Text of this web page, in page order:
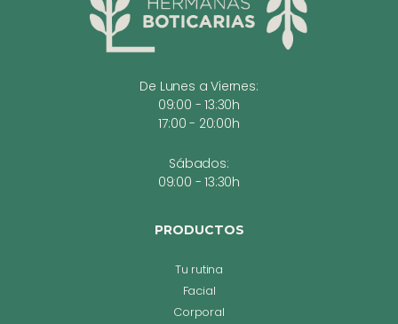
De Lunes a Viernes:
09:00 - 13:30h
17:00 - 20:00h
Sábados:
09:00 - 13:30h
PRODUCTOS
Tu rutina
Facial
Corporal